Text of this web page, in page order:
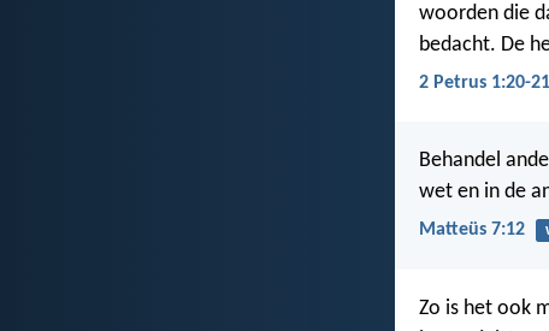
woorden die
bedacht. De
2 Petrus 1:20-21
Behandel
wet en in de
Matteüs 7:12
Zo is het ook